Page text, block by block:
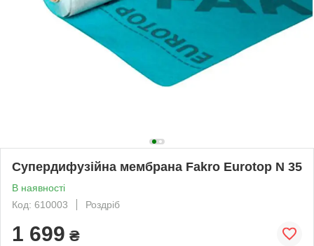
Супердифузійна мембрана Fakro Eurotop N 35
В наявності
Код: 610003
Роздріб
1 699 ₴